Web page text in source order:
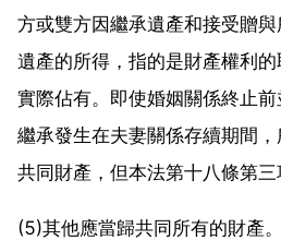
方或雙方因繼承遺產和接受贈
遺產的所得，指的是財產權利
實際佔有。即使婚姻關係終止
繼承發生在夫妻關係存續期間
共同財產，但本法第十八條第三
(5)其他應當歸共同所有的財產。